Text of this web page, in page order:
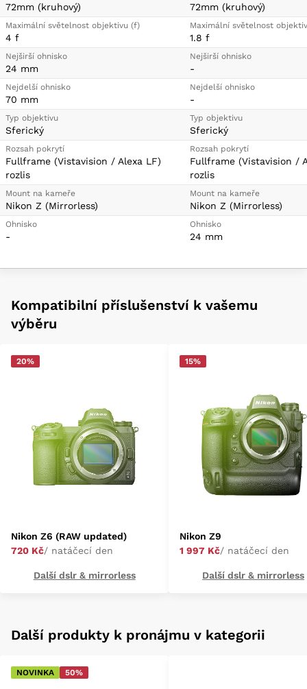
72mm (kruhový)
Maximální světelnost objektivu (f)
4 f
Nejširší ohnisko
24 mm
Nejdelší ohnisko
70 mm
Typ objektivu
Sferický
Rozsah pokrytí
Fullframe (Vistavision / Alexa LF)
rozlis
Mount na kameře
Nikon Z (Mirrorless)
Ohnisko
-
72mm (kruhový)
Maximální světelnost
1.8 f
Nejširší ohnisko
-
Nejdelší ohnisko
-
Typ objektivu
Sferický
Rozsah pokrytí
Fullframe (Vistavision /
rozlis
Mount na kameře
Nikon Z (Mirrorless)
Ohnisko
24 mm
Kompatibilní příslušenství k vašemu
výběru
20%
Nikon Z6 (RAW updated)
720 Kč/ natáčecí den
Další dslr & mirrorless
15%
Nikon Z9
1 997 Kč/ natáčecí den
Další dslr & mirrorless
Další produkty k pronájmu v kategorii
NOVINKA 50%